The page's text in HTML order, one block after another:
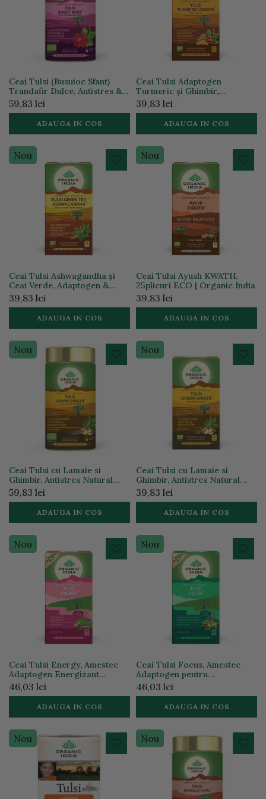
Ceai Tulsi (Busuioc Sfant)
Trandafir Dulce, Antistres &
Fermecator 100g ECO|
Organic India
59,83 lei
ADAUGA IN COS
Ceai Tulsi Adaptogen
Turmeric și Ghimbir,
25plicuri, ECO | Organic India
Turmeric
39,83 lei
ADAUGA IN COS
Nou
Ceai Tulsi Ashwagandha și
Ceai Verde, Adaptogen &
Anxiolitic, 25plicuri, ECO |
Organic India
39,83 lei
ADAUGA IN COS
Nou
Ceai Tulsi Ayush KWATH,
25plicuri ECO | Organic India
39,83 lei
ADAUGA IN COS
Nou
Ceai Tulsi cu Lamaie si
Ghimbir, Antistres Natural
100g ECO| Organic India
59,83 lei
ADAUGA IN COS
Nou
Ceai Tulsi cu Lamaie si
Ghimbir, Antistres Natural
25pl ECO| Organic India
39,83 lei
ADAUGA IN COS
Nou
Ceai Tulsi Energy, Amestec
Adaptogen Energizant
Natural, 25pl | Organic India
46,03 lei
ADAUGA IN COS
Nou
Ceai Tulsi Focus, Amestec
Adaptogen pentru
Concentrare si Sprijin
Cognitiv, 25pl | Organic India
46,03 lei
ADAUGA IN COS
Nou Nou